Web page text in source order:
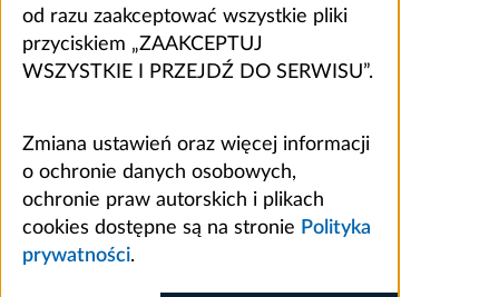
od razu zaakceptować wszystkie pliki
przyciskiem „ZAAKCEPTUJ
WSZYSTKIE I PRZEJDŹ DO SERWISU”.
Zmiana ustawień oraz więcej informacji
o ochronie danych osobowych,
ochronie praw autorskich i plikach
cookies dostępne są na stronie Polityka
prywatności.